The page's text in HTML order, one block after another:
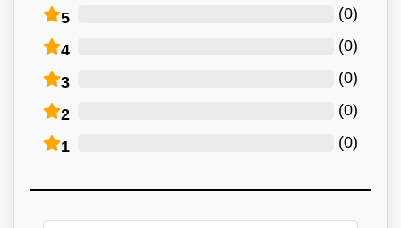
5 (
0
)
4 (
0
)
3 (
0
)
2 (
0
)
1 (
0
)